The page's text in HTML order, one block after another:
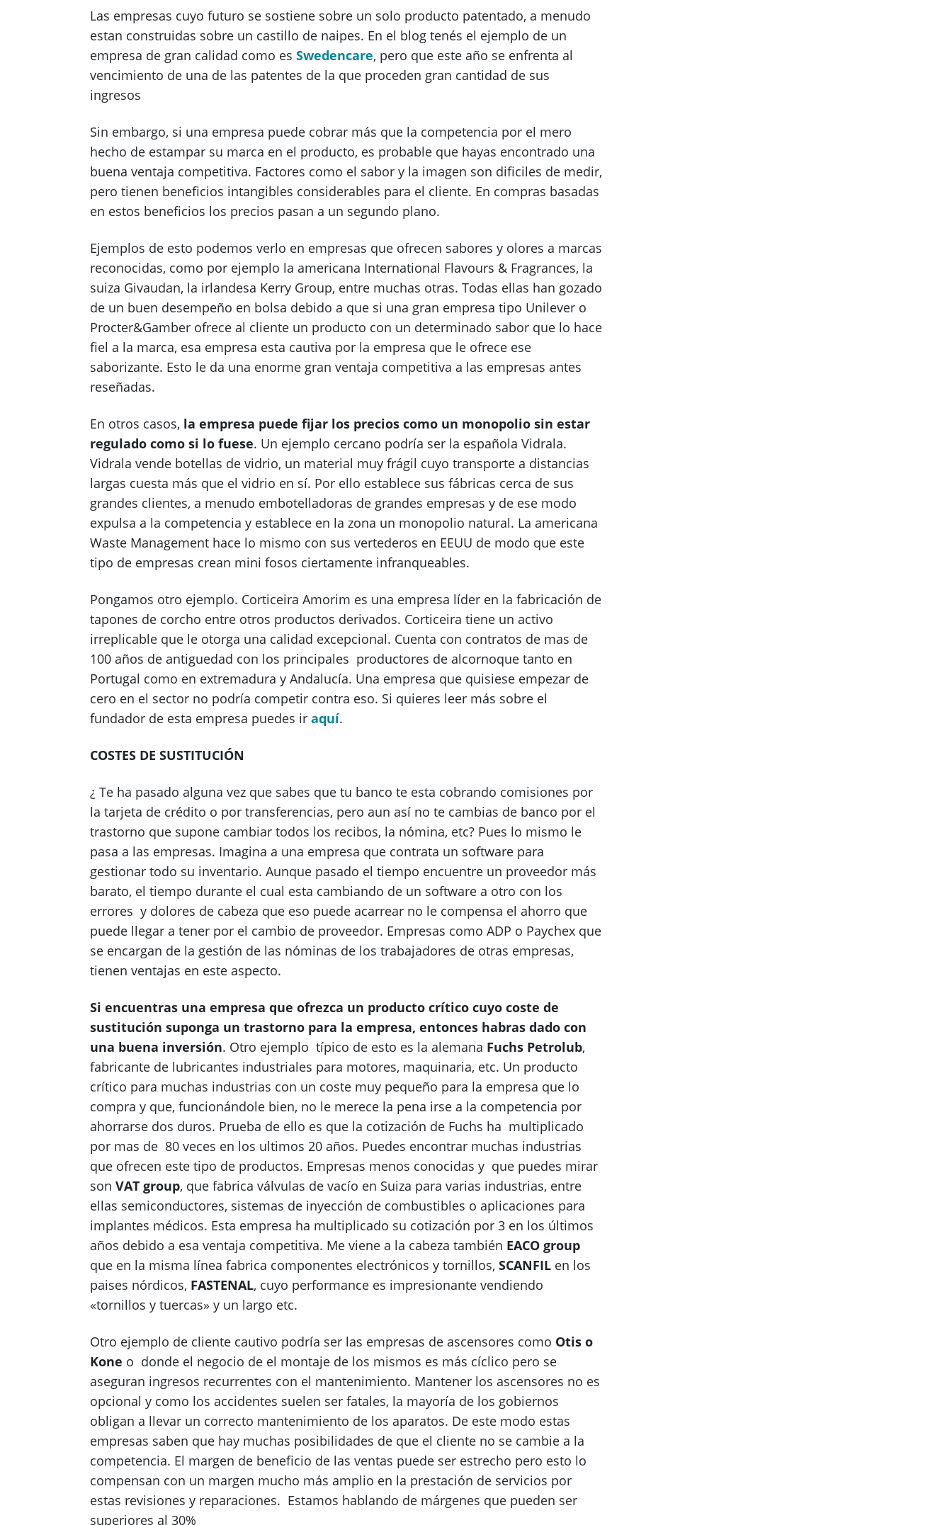
Las empresas cuyo futuro se sostiene sobre un solo producto patentado, a menudo
estan construidas sobre un castillo de naipes. En el blog tenés el ejemplo de un
empresa de gran calidad como es Swedencare, pero que este año se enfrenta al
vencimiento de una de las patentes de la que proceden gran cantidad de sus
ingresos
Sin embargo, si una empresa puede cobrar más que la competencia por el mero
hecho de estampar su marca en el producto, es probable que hayas encontrado una
buena ventaja competitiva. Factores como el sabor y la imagen son dificiles de medir,
pero tienen beneficios intangibles considerables para el cliente. En compras basadas
en estos beneficios los precios pasan a un segundo plano.
Ejemplos de esto podemos verlo en empresas que ofrecen sabores y olores a marcas
reconocidas, como por ejemplo la americana International Flavours & Fragrances, la
suiza Givaudan, la irlandesa Kerry Group, entre muchas otras. Todas ellas han gozado
de un buen desempeño en bolsa debido a que si una gran empresa tipo Unilever o
Procter&Gamber ofrece al cliente un producto con un determinado sabor que lo hace
fiel a la marca, esa empresa esta cautiva por la empresa que le ofrece ese
saborizante. Esto le da una enorme gran ventaja competitiva a las empresas antes
reseñadas.
En otros casos, la empresa puede fijar los precios como un monopolio sin estar
regulado como si lo fuese. Un ejemplo cercano podría ser la española Vidrala.
Vidrala vende botellas de vidrio, un material muy frágil cuyo transporte a distancias
largas cuesta más que el vidrio en sí. Por ello establece sus fábricas cerca de sus
grandes clientes, a menudo embotelladoras de grandes empresas y de ese modo
expulsa a la competencia y establece en la zona un monopolio natural. La americana
Waste Management hace lo mismo con sus vertederos en EEUU de modo que este
tipo de empresas crean mini fosos ciertamente infranqueables.
Pongamos otro ejemplo. Corticeira Amorim es una empresa líder en la fabricación de
tapones de corcho entre otros productos derivados. Corticeira tiene un activo
irreplicable que le otorga una calidad excepcional. Cuenta con contratos de mas de
100 años de antiguedad con los principales productores de alcornoque tanto en
Portugal como en extremadura y Andalucía. Una empresa que quisiese empezar de
cero en el sector no podría competir contra eso. Si quieres leer más sobre el
fundador de esta empresa puedes ir aquí.
COSTES DE SUSTITUCIÓN
¿ Te ha pasado alguna vez que sabes que tu banco te esta cobrando comisiones por
la tarjeta de crédito o por transferencias, pero aun así no te cambias de banco por el
trastorno que supone cambiar todos los recibos, la nómina, etc? Pues lo mismo le
pasa a las empresas. Imagina a una empresa que contrata un software para
gestionar todo su inventario. Aunque pasado el tiempo encuentre un proveedor más
barato, el tiempo durante el cual esta cambiando de un software a otro con los
errores y dolores de cabeza que eso puede acarrear no le compensa el ahorro que
puede llegar a tener por el cambio de proveedor. Empresas como ADP o Paychex que
se encargan de la gestión de las nóminas de los trabajadores de otras empresas,
tienen ventajas en este aspecto.
Si encuentras una empresa que ofrezca un producto crítico cuyo coste de
sustitución suponga un trastorno para la empresa, entonces habras dado con
una buena inversión. Otro ejemplo típico de esto es la alemana Fuchs Petrolub,
fabricante de lubricantes industriales para motores, maquinaria, etc. Un producto
crítico para muchas industrias con un coste muy pequeño para la empresa que lo
compra y que, funcionándole bien, no le merece la pena irse a la competencia por
ahorrarse dos duros. Prueba de ello es que la cotización de Fuchs ha multiplicado
por mas de 80 veces en los ultimos 20 años. Puedes encontrar muchas industrias
que ofrecen este tipo de productos. Empresas menos conocidas y que puedes mirar
son VAT group, que fabrica válvulas de vacío en Suiza para varias industrias, entre
ellas semiconductores, sistemas de inyección de combustibles o aplicaciones para
implantes médicos. Esta empresa ha multiplicado su cotización por 3 en los últimos
años debido a esa ventaja competitiva. Me viene a la cabeza también EACO group
que en la misma línea fabrica componentes electrónicos y tornillos, SCANFIL en los
paises nórdicos, FASTENAL, cuyo performance es impresionante vendiendo
«tornillos y tuercas» y un largo etc.
Otro ejemplo de cliente cautivo podría ser las empresas de ascensores como Otis o
Kone o donde el negocio de el montaje de los mismos es más cíclico pero se
aseguran ingresos recurrentes con el mantenimiento. Mantener los ascensores no es
opcional y como los accidentes suelen ser fatales, la mayoría de los gobiernos
obligan a llevar un correcto mantenimiento de los aparatos. De este modo estas
empresas saben que hay muchas posibilidades de que el cliente no se cambie a la
competencia. El margen de beneficio de las ventas puede ser estrecho pero esto lo
compensan con un margen mucho más amplio en la prestación de servicios por
estas revisiones y reparaciones. Estamos hablando de márgenes que pueden ser
superiores al 30%